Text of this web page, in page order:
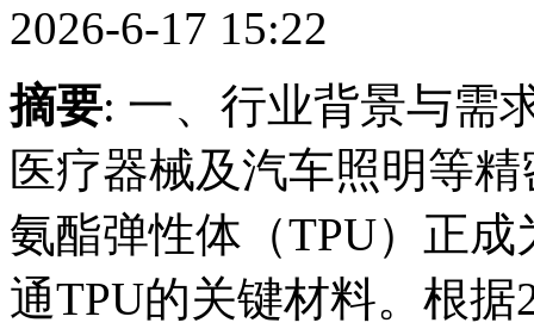
2026-6-17 15:22
摘要: 一、行业背景与需
医疗器械及汽车照明等
氨酯弹性体（TPU）正
通TPU的关键材料。根